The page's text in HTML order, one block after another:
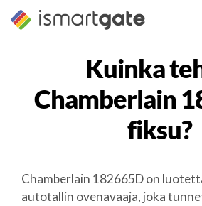
Siirry
sisältöön
Kuinka
Chamberlain
fiksu?
Chamberlain 182665D on
autotallin ovenavaaja, joka